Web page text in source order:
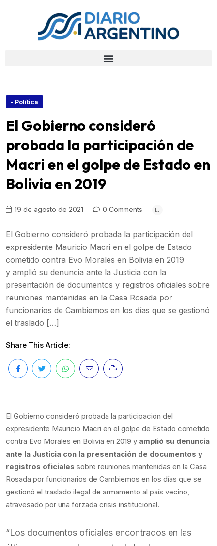
- Política
El Gobierno consideró
probada la participación de
Macri en el golpe de Estado en
Bolivia en 2019
19 de agosto de 2021 0 Comments
El Gobierno consideró probada la participación del
expresidente Mauricio Macri en el golpe de Estado
cometido contra Evo Morales en Bolivia en 2019
y amplió su denuncia ante la Justicia con la
presentación de documentos y registros oficiales sobre
reuniones mantenidas en la Casa Rosada por
funcionarios de Cambiemos en los días que se gestionó
el traslado […]
Share This Article:
El Gobierno consideró probada la participación del
expresidente Mauricio Macri en el golpe de Estado cometido
contra Evo Morales en Bolivia en 2019 y amplió su denuncia
ante la Justicia con la presentación de documentos y
registros oficiales sobre reuniones mantenidas en la Casa
Rosada por funcionarios de Cambiemos en los días que se
gestionó el traslado ilegal de armamento al país vecino,
atravesado por una forzada crisis institucional.
“Los documentos oficiales encontrados en las